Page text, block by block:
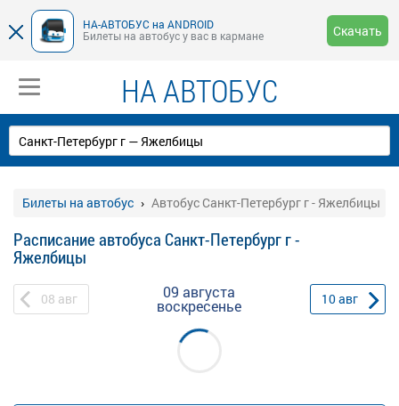
НА-АВТОБУС на ANDROID
Билеты на автобус у вас в кармане
Скачать
НА АВТОБУС
Билеты на автобус Автобус Санкт-Петербург г - Яжелбицы
Расписание автобуса Санкт-Петербург г -
Яжелбицы
08 авг 09 августа
воскресенье 10авг